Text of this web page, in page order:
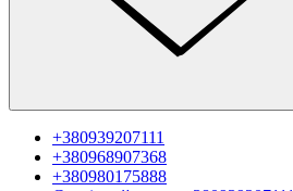
+380939207111
+380968907368
+380980175888